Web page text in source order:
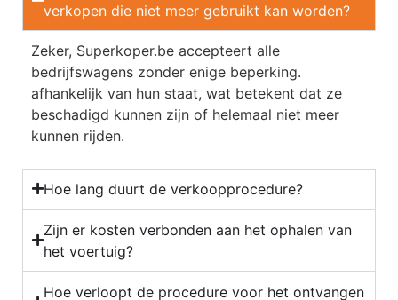
verkopen die niet meer gebruikt kan worden?
Zeker, Superkoper.be accepteert alle
bedrijfswagens zonder enige beperking.
afhankelijk van hun staat, wat betekent dat ze
beschadigd kunnen zijn of helemaal niet meer
kunnen rijden.
Hoe lang duurt de verkoopprocedure?
Zijn er kosten verbonden aan het ophalen van
het voertuig?
Hoe verloopt de procedure voor het ontvangen